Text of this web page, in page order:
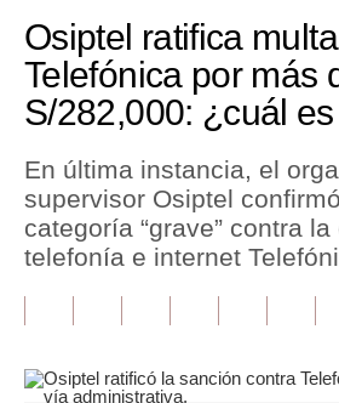
Economía
Mercados
Política
Tu Dinero
Finanzas Personales
Plus G
Osiptel ratifica
Telefónica por más
S/282,000: ¿cuál
En última instancia, el
supervisor Osiptel
categoría “grave” contra
telefonía e internet